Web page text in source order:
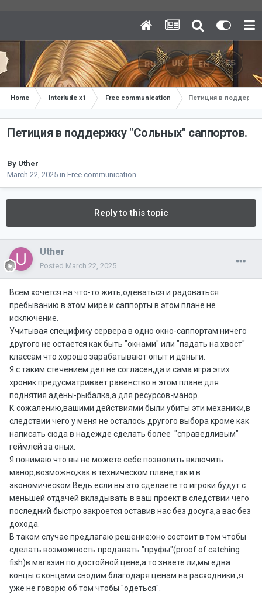
Home Interlude x1 Free communication Петиция в
Петиция в поддержку "Сольных" саппортов.
By Uther
March 22, 2025 in Free communication
Reply to this topic
Uther
Posted March 22, 2025
Всем хочется на что-то жить,одеваться и радоваться
пребыванию в этом мире.и саппорты в этом плане не
исключение.
Учитывая специфику сервера в одно окно-саппортам ничего
другого не остается как быть "окнами" или "падать на хвост"
классам что хорошо зарабатывают опыт и деньги.
Я с таким стечением дел не согласен,да и сама игра этих
хроник предусматривает равенство в этом плане:для
поднятия адены-рыбалка,а для ресурсов-манор.
К сожалению,вашими действиями были убиты эти механики,в
следствии чего у меня не осталось другого выбора кроме как
написать сюда в надежде сделать более "справедливым"
геймлей за оных.
Я понимаю что вы не можете себе позволить включить
манор,возможно,как в техническом плане,так и в
экономическом.Ведь.если вы это сделаете то игроки будут с
меньшей отдачей вкладывать в ваш проект в следствии чего
последний быстро закроется оставив нас без досуга,а вас без
дохода.
В таком случае предлагаю решение:оно состоит в том чтобы
сделать возможность продавать "пруфы"(proof of catching
fish)в магазин по достойной цене,а то знаете ли,мы едва
концы с концами сводим благодаря ценам на расходники ,я
уже не говорю об том чтобы "одеться".